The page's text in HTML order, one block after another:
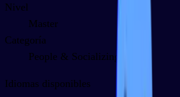
Nivel
Master
Categoría
People & Socializing
Idiomas disponibles